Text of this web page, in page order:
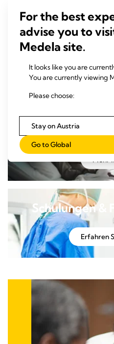
Klinische
Die Forschung ist der
und ermöglicht
Mehr
Wissen &
Mehr
Schulungen &
Erfahren
For the best
advise you to
Medela site.
It looks like you are
You are currently viewing
Please choose:
Stay on Austria
Go to Global